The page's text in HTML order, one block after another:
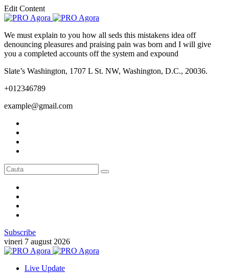
Edit Content
We must explain to you how all seds this mistakens idea off
denouncing pleasures and praising pain was born and I will give
you a completed accounts off the system and expound
Slate’s Washington, 1707 L St. NW, Washington, D.C., 20036.
+012346789
example@gmail.com
Subscribe
vineri 7 august 2026
Live Update